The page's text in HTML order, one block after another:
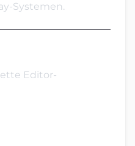
Systemen.
Editor-